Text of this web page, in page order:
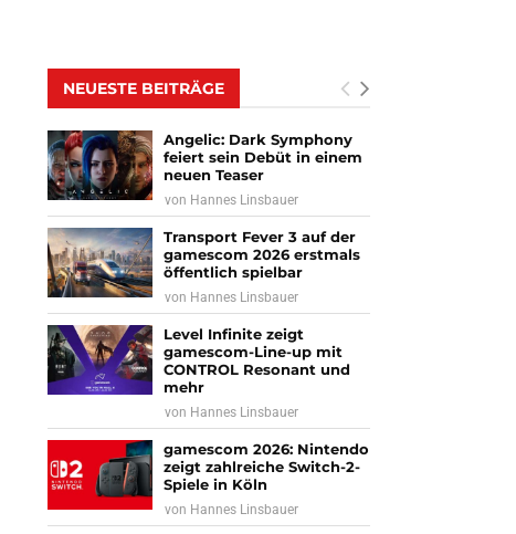
NEUESTE BEITRÄGE
Angelic: Dark Symphony
feiert sein Debüt in einem
neuen Teaser
von Hannes Linsbauer
Transport Fever 3 auf der
gamescom 2026 erstmals
öffentlich spielbar
von Hannes Linsbauer
Level Infinite zeigt
gamescom-Line-up mit
CONTROL Resonant und
mehr
von Hannes Linsbauer
gamescom 2026: Nintendo
zeigt zahlreiche Switch-2-
Spiele in Köln
von Hannes Linsbauer